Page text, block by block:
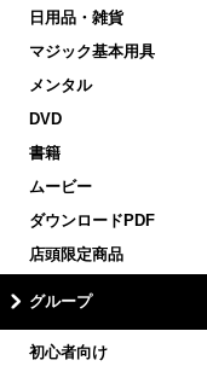
日用品・雑貨
マジック基本用具
メンタル
DVD
書籍
ムービー
ダウンロードPDF
店頭限定商品
グループ
初心者向け